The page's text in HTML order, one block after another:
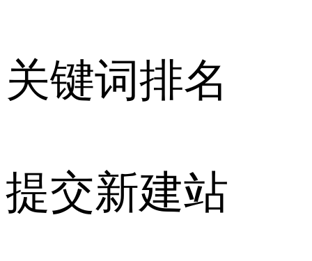
关键词排名
提交新建站